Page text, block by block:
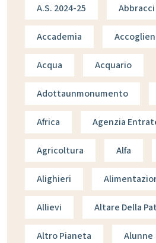
A.s. 2024-25 Abbracci
Accademia
Acqua Acquario
Adottaunmonumento
Africa Agenzia
Agricoltura Alfa
Alighieri
Allievi Altare Della
Altro Pianeta Alunne